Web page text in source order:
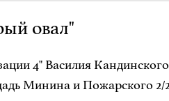
овал"
4" Василия
Минина и Пожарского 2/